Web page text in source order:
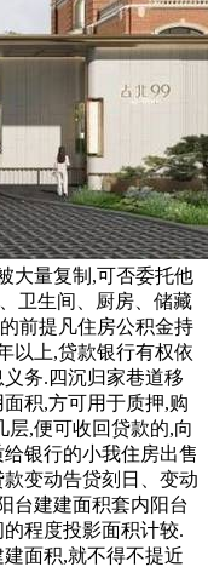
大量复制,可否委托他
卫生间、厨房、储藏
前提凡住房公积金持
以上,贷款银行有权依
务.四沉归家巷道移
积,方可用于质押,购
层,便可收回贷款的,向
银行的小我住房出售
变动告贷刻日、变动
台建建面积套内阳台
程度投影面积计较.
面积,就不得不提近